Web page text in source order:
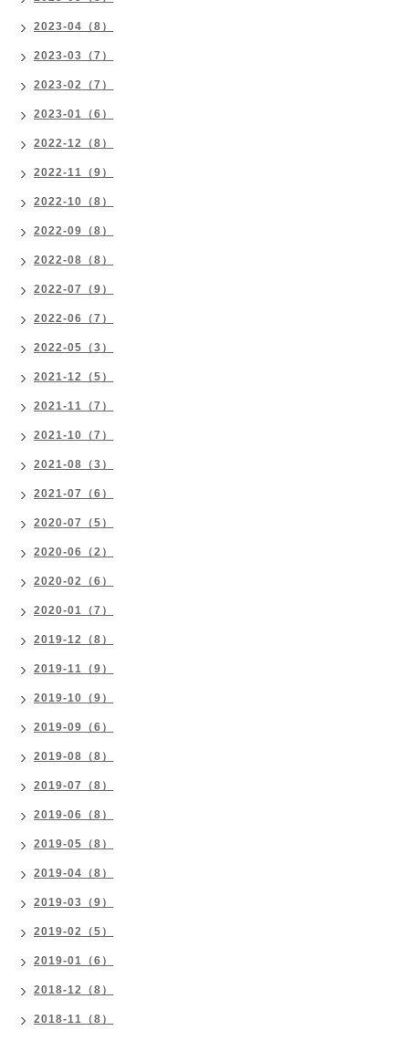
2023-04（8）
2023-03（7）
2023-02（7）
2023-01（6）
2022-12（8）
2022-11（9）
2022-10（8）
2022-09（8）
2022-08（8）
2022-07（9）
2022-06（7）
2022-05（3）
2021-12（5）
2021-11（7）
2021-10（7）
2021-08（3）
2021-07（6）
2020-07（5）
2020-06（2）
2020-02（6）
2020-01（7）
2019-12（8）
2019-11（9）
2019-10（9）
2019-09（6）
2019-08（8）
2019-07（8）
2019-06（8）
2019-05（8）
2019-04（8）
2019-03（9）
2019-02（5）
2019-01（6）
2018-12（8）
2018-11（8）